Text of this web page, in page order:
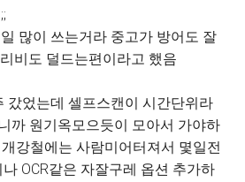
많이 쓰는거라 중고가 방어도 잘
비도 덜드는편이라고 했음
갔었는데 셀프스캔이 시간단위라
까 원기옥모으듯이 모아서 가야하
강철에는 사람미어터져서 몇일전
OCR같은 자잘구레 옵션 추가하